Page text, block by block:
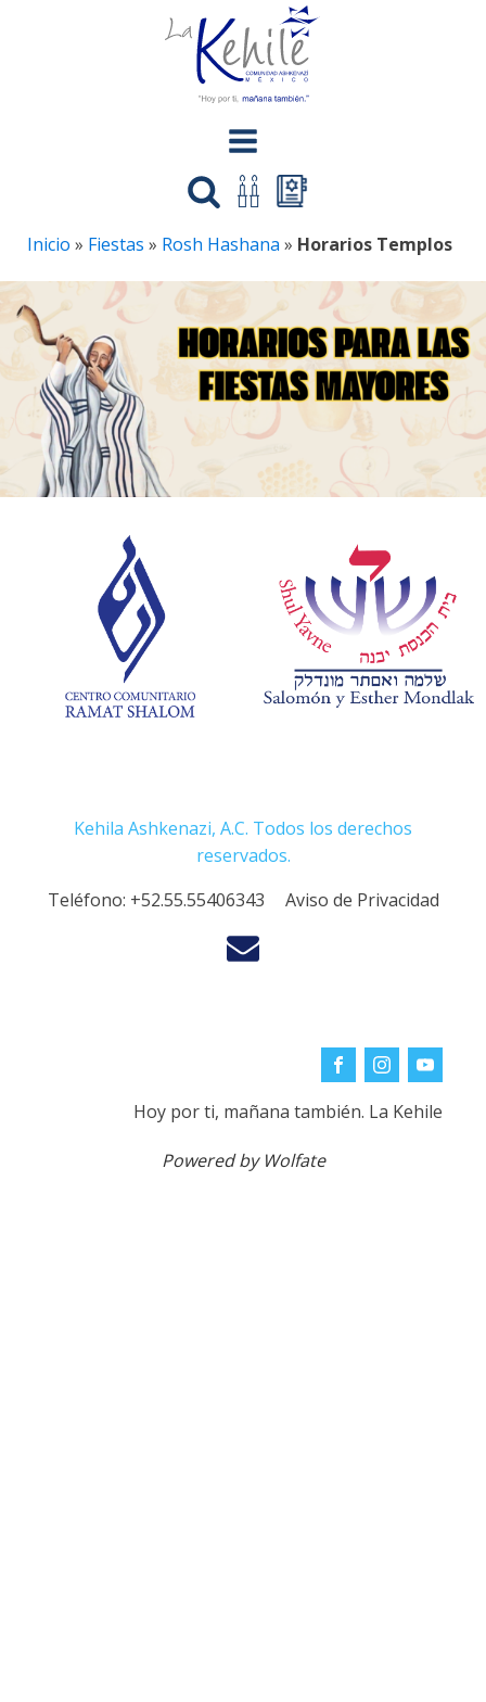
Inicio » Fiestas » Rosh Hashana » Horarios Templos
Kehila Ashkenazi, A.C. Todos los derechos
reservados.
Teléfono: +52.55.55406343 Aviso de Privacidad
Hoy por ti, mañana también. La Kehile
Powered by Wolfate